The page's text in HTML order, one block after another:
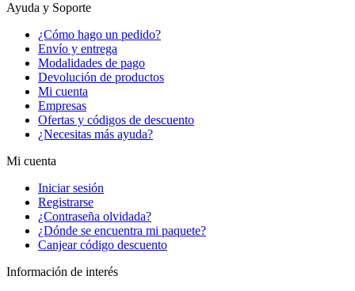
Ayuda y Soporte
¿Cómo hago un pedido?
Envío y entrega
Modalidades de pago
Devolución de productos
Mi cuenta
Empresas
Ofertas y códigos de descuento
¿Necesitas más ayuda?
Mi cuenta
Iniciar sesión
Registrarse
¿Contraseña olvidada?
¿Dónde se encuentra mi paquete?
Canjear código descuento
Información de interés